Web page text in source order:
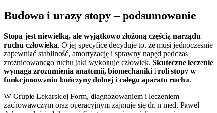
Budowa i urazy stopy – podsumowanie
Stopa jest niewielką, ale wyjątkowo złożoną częścią narządu
ruchu człowieka. O jej specyfice decyduje to, że musi jednocześnie
zapewniać stabilność, amortyzację i sprawny napęd podczas
zrożnicowanego ruchu jaki wykonuje człowiek. Skuteczne leczenie
wymaga zrozumienia anatomii, biomechaniki i roli stopy w
funkcjonowaniu kończyny dolnej i całego aparatu ruchu.
W Grupie Lekarskiej Form, diagnozowaniem i leczeniem
zachowawczym oraz operacyjnym zajmuje się dr. n med. Paweł